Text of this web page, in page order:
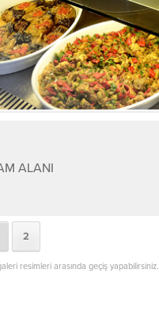
ALANI
2
resimleri arasında geçiş yapabilirsiniz.